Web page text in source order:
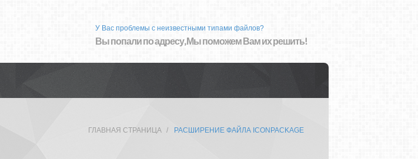
У Вас проблемы с неизвестными типами файлов?
Вы попали по адресу, Мы поможем Вам их решить!
ГЛАВНАЯ СТРАНИЦА РАСШИРЕНИЕ ФАЙЛА ICONPACKAGE